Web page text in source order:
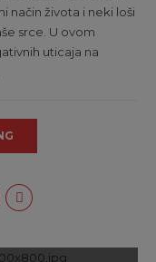
način života i neki loši
srce. U ovom
uticaja na